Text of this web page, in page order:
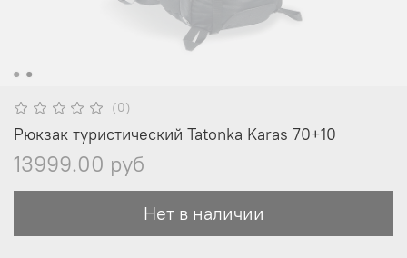
(0)
Рюкзак туристический Tatonka Karas 70+10
13999.00 руб
Нет в наличии